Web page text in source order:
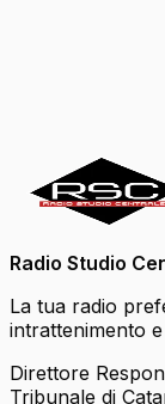
Radio Studio
La tua radio
intrattenimento
Direttore
Tribunale di